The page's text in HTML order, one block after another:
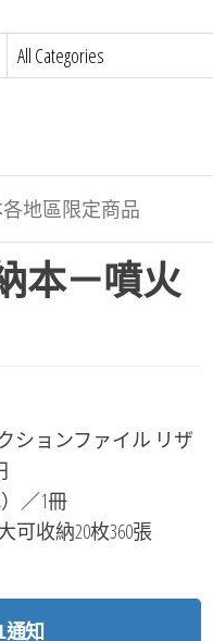
各地區限定商品
本－噴火
ションファイル リザ
／1冊
可收納20枚360張
通知